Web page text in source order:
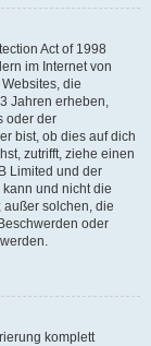
Act of 1998
im Internet von
die
Jahren erheben,
oder der
bist, ob dies auf dich
zutrifft, ziehe einen
Limited und der
und nicht die
solchen, die
oder
komplett